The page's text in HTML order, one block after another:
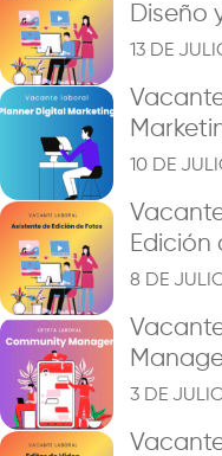
Diseño
13 DE
10 DE
Edición
8 DE
3 DE